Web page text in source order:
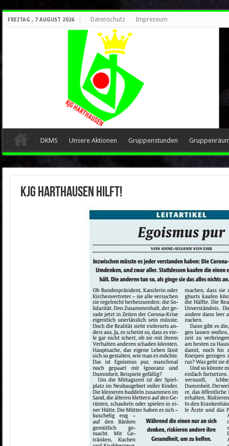
FREITAG , 7 AUGUST 2026 Datenschutz Impressum
DKMS Unsere Aktionen Gruppenstunden
KJG Harthausen hilft!